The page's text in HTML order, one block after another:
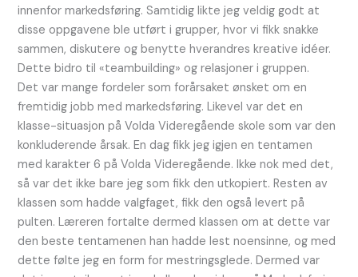
innenfor markedsføring. Samtidig likte jeg veldig godt at
disse oppgavene ble utført i grupper, hvor vi fikk snakke
sammen, diskutere og benytte hverandres kreative idéer.
Dette bidro til «teambuilding» og relasjoner i gruppen.
Det var mange fordeler som forårsaket ønsket om en
fremtidig jobb med markedsføring. Likevel var det en
klasse-situasjon på Volda Videregående skole som var den
konkluderende årsak. En dag fikk jeg igjen en tentamen
med karakter 6 på Volda Videregående. Ikke nok med det,
så var det ikke bare jeg som fikk den utkopiert. Resten av
klassen som hadde valgfaget, fikk den også levert på
pulten. Læreren fortalte dermed klassen om at dette var
den beste tentamenen han hadde lest noensinne, og med
dette følte jeg en form for mestringsglede. Dermed var